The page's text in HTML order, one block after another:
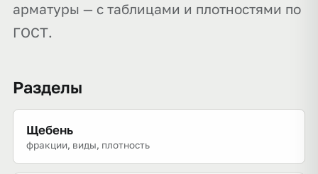
арматуры — с таблицами и плотностями по
ГОСТ.
Разделы
Щебень
фракции, виды, плотность